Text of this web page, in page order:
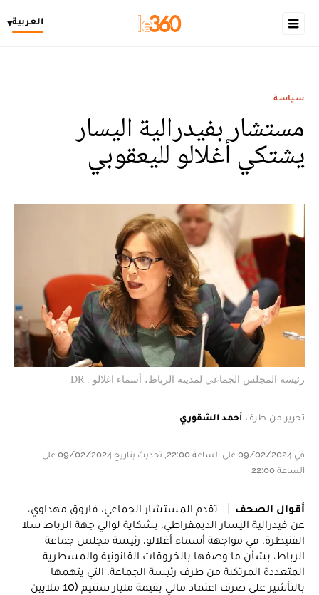
العربية▾
سياسة
مستشار بفيدرالية اليسار
يشتكي أغلالو لليعقوبي
رئيسة المجلس الجماعي لمدينة الرباط، أسماء اغلالو . DR
تحرير من طرف أحمد الشقوري
في 09/02/2024 على الساعة 22:00, تحديث بتاريخ 09/02/2024 على
الساعة 22:00
أقوال الصحف
تقدم المستشار الجماعي، فاروق مهداوي،
عن فيدرالية اليسار الديمقراطي، بشكاية لوالي جهة الرباط سلا
القنيطرة، في مواجهة أسماء أغلالو، رئيسة مجلس جماعة
الرباط، بشأن ما وصفها بالخروقات القانونية والمسطرية
المتعددة المرتكبة من طرف رئيسة الجماعة، التي يتهمها
بالتأشير على صرف اعتماد مالي بقيمة مليار سنتيم (10 ملايين